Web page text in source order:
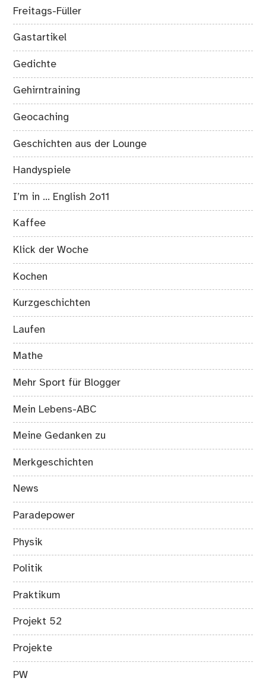
Freitags-Füller
Gastartikel
Gedichte
Gehirntraining
Geocaching
Geschichten aus der Lounge
Handyspiele
I’m in … English 2o11
Kaffee
Klick der Woche
Kochen
Kurzgeschichten
Laufen
Mathe
Mehr Sport für Blogger
Mein Lebens-ABC
Meine Gedanken zu
Merkgeschichten
News
Paradepower
Physik
Politik
Praktikum
Projekt 52
Projekte
PW